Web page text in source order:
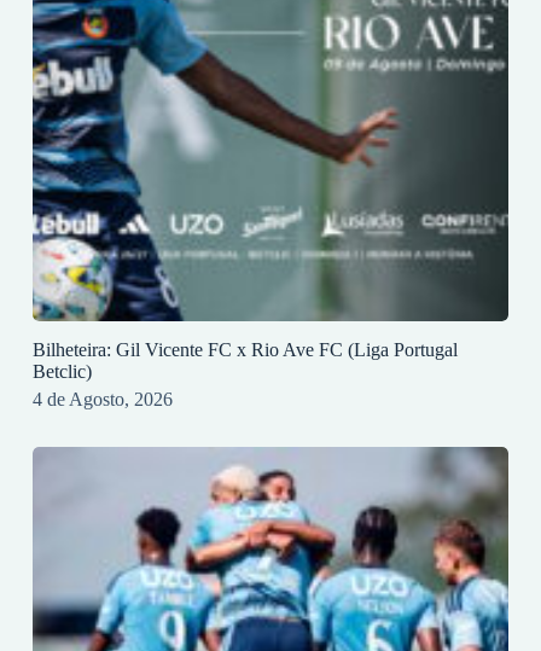
Bilheteira: Gil Vicente FC x Rio Ave FC (Liga Portugal
Betclic)
4 de Agosto, 2026